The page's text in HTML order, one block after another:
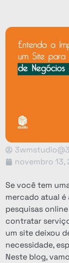
novembro 13,
Se você tem
mercado atual
pesquisas
contratar
um site deixou
necessidade,
Neste blog,